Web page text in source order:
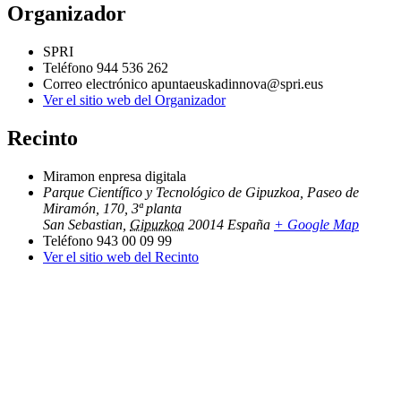
Organizador
SPRI
Teléfono 944 536 262
Correo electrónico apuntaeuskadinnova@spri.eus
Ver el sitio web del Organizador
Recinto
Miramon enpresa digitala
Parque Científico y Tecnológico de Gipuzkoa, Paseo de
Miramón, 170, 3ª planta
San Sebastian Gipuzkoa 20014 España + Google Map
Teléfono 943 00 09 99
Ver el sitio web del Recinto